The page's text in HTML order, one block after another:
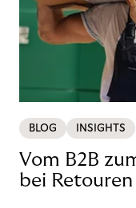
BLOG INSIGHTS
Vom B2B
bei